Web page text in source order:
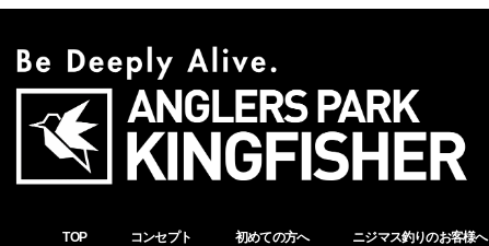
TOP コンセプト 初めての方へ ニジマス釣りのお客様へ